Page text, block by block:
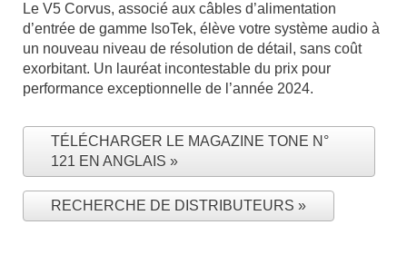
Le V5 Corvus, associé aux câbles d’alimentation
d’entrée de gamme IsoTek, élève votre système audio à
un nouveau niveau de résolution de détail, sans coût
exorbitant. Un lauréat incontestable du prix pour
performance exceptionnelle de l’année 2024.
TÉLÉCHARGER LE MAGAZINE TONE N°
121 EN ANGLAIS
RECHERCHE DE DISTRIBUTEURS